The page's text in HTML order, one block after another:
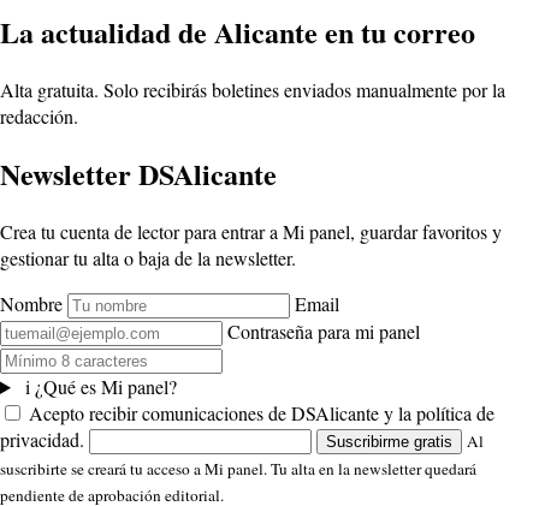
La actualidad de Alicante en tu correo
Alta gratuita. Solo recibirás boletines enviados manualmente por la
redacción.
Newsletter DSAlicante
Crea tu cuenta de lector para entrar a Mi panel, guardar favoritos y
gestionar tu alta o baja de la newsletter.
Nombre
Email
Contraseña para mi panel
i ¿Qué es Mi panel?
Acepto recibir comunicaciones de DSAlicante y la política de
privacidad.
Suscribirme gratis
Al
suscribirte se creará tu acceso a Mi panel. Tu alta en la newsletter quedará
pendiente de aprobación editorial.